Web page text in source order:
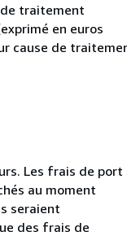
de traitement
en euros
cause de
Les frais de port
au moment
seraient
des frais de